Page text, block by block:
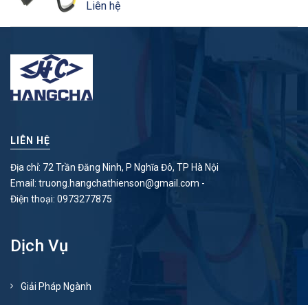
Liên hệ
LIÊN HỆ
Địa chỉ: 72 Trần Đăng Ninh, P Nghĩa Đô, TP Hà Nội
Email: truong.hangchathienson@gmail.com -
Điện thoại: 0973277875
Dịch Vụ
Giải Pháp Ngành